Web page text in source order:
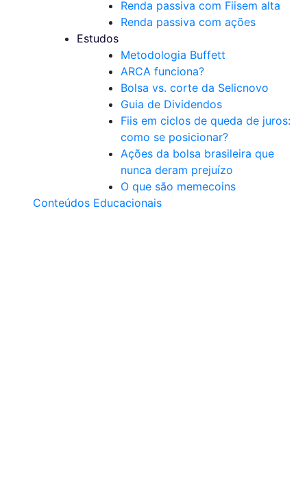
Renda passiva com Fiisem alta
Renda passiva com ações
Estudos
Metodologia Buffett
ARCA funciona?
Bolsa vs. corte da Selicnovo
Guia de Dividendos
Fiis em ciclos de queda de juros:
como se posicionar?
Ações da bolsa brasileira que
nunca deram prejuízo
O que são memecoins
Conteúdos Educacionais